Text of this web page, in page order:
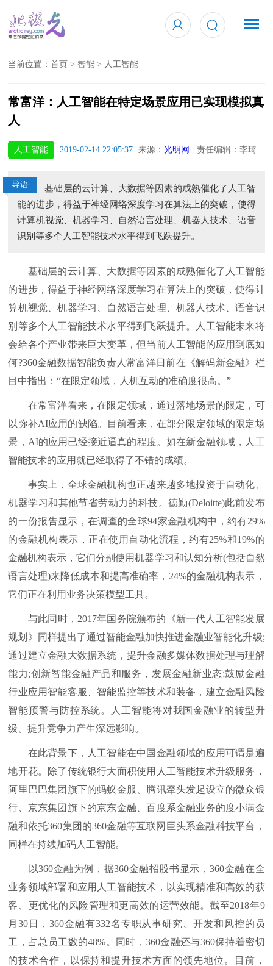
当前位置：首页 > 智能 > 人工智能
常富洋：人工智能在特定场景应用已实现模拟真
人
人工智能 2019-02-14 22:05:37 来源：光明网 责任编辑：李琦
导语
基础层的云计算、大数据等因素的成熟催化了人工智
能的进步，得益于神经网络深度学习在算法上的突破，使得
计算机视觉、机器学习、自然语言处理、机器人技术、语音
识别等多个人工智能技术水平得到飞跃提升。
基础层的云计算、大数据等因素的成熟催化了人工智能
的进步，得益于神经网络深度学习在算法上的突破，使得计
算机视觉、机器学习、自然语言处理、机器人技术、语音识
别等多个人工智能技术水平得到飞跃提升。人工智能未来将
会给各个产业带来巨大变革，但当前人工智能的应用到底如
何?360金融数据智能负责人常富洋日前在《解码新金融》栏
目中指出：“在限定领域，人机互动的准确度很高。”
在常富洋看来，在限定领域，通过落地场景的限定，可
以弥补AI应用的缺陷。目前看来，在部分限定领域的限定场
景，AI的应用已经接近逼真的程度。如在新金融领域，人工
智能技术的应用就已经取得了不错的成绩。
事实上，全球金融机构也正越来越多地投资于自动化、
机器学习和其他节省劳动力的科技。德勤(Deloitte)此前发布
的一份报告显示，在调查的全球94家金融机构中，约有29%
的金融机构表示，正在使用自动化流程，约有25%和19%的
金融机构表示，它们分别使用机器学习和认知分析(包括自然
语言处理)来降低成本和提高准确率，24%的金融机构表示，
它们正在利用业务决策模型工具。
与此同时，2017年国务院颁布的《新一代人工智能发展
规划》同样提出了通过智能金融加快推进金融业智能化升级;
通过建立金融大数据系统，提升金融多媒体数据处理与理解
能力;创新智能金融产品和服务，发展金融新业态;鼓励金融
行业应用智能客服、智能监控等技术和装备，建立金融风险
智能预警与防控系统。人工智能将对我国金融业的转型升
级、提升竞争力产生深远影响。
在此背景下，人工智能在中国金融领域的应用可谓是遍
地开花。除了传统银行大面积使用人工智能技术升级服务，
阿里巴巴集团旗下的蚂蚁金服、腾讯牵头发起设立的微众银
行、京东集团旗下的京东金融、百度系金融业务的度小满金
融和依托360集团的360金融等互联网巨头系金融科技平台，
同样在持续加码人工智能。
以360金融为例，据360金融招股书显示，360金融在全
业务领域部署和应用人工智能技术，以实现精准和高效的获
客、更优化的风险管理和更高效的运营效能。截至2018年9
月30日，360金融有332名专职从事研究、开发和风控的员
工，占总员工数的48%。同时，360金融还与360保持着密切
的技术合作，以保持和提升技术方面的领先地位。目前，